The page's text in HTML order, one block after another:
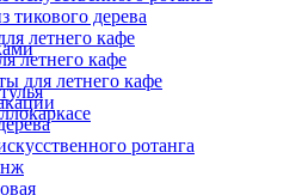
тикового дерева
летнего кафе
летнего кафе
для летнего кафе
ротанга